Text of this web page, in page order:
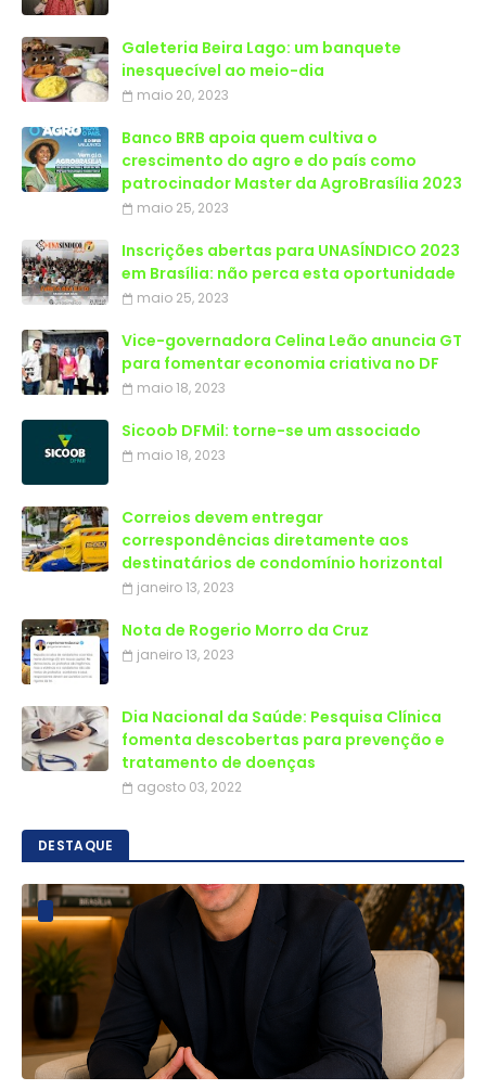
Galeteria Beira Lago: um banquete
inesquecível ao meio-dia
maio 20, 2023
Banco BRB apoia quem cultiva o
crescimento do agro e do país como
patrocinador Master da AgroBrasília 2023
maio 25, 2023
Inscrições abertas para UNASÍNDICO 2023
em Brasília: não perca esta oportunidade
maio 25, 2023
Vice-governadora Celina Leão anuncia GT
para fomentar economia criativa no DF
maio 18, 2023
Sicoob DFMil: torne-se um associado
maio 18, 2023
Correios devem entregar
correspondências diretamente aos
destinatários de condomínio horizontal
janeiro 13, 2023
Nota de Rogerio Morro da Cruz
janeiro 13, 2023
Dia Nacional da Saúde: Pesquisa Clínica
fomenta descobertas para prevenção e
tratamento de doenças
agosto 03, 2022
DESTAQUE